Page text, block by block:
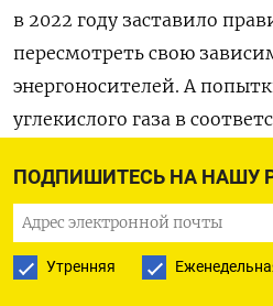
ПОДПИШИТЕСЬ НА НАШУ
Утренняя
в 2022 году заставило
пересмотреть свою
энергоносителей. А
углекислого газа в
внимание к атомной
обильной, в основном
энергии.